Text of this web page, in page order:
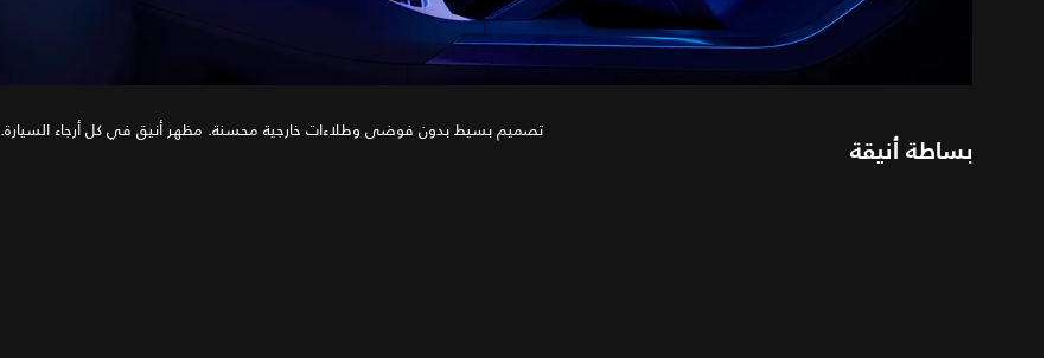
بساطة أنيقة
تصميم بسيط بدون فوضى وطلاءات خارجية محسنة. مظهر أنيق في كل أرجاء السيارة.